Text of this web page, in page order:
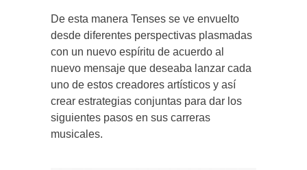
De esta manera Tenses se ve envuelto
desde diferentes perspectivas plasmadas
con un nuevo espíritu de acuerdo al
nuevo mensaje que deseaba lanzar cada
uno de estos creadores artísticos y así
crear estrategias conjuntas para dar los
siguientes pasos en sus carreras
musicales.